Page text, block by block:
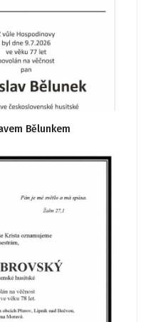
Bělunkem